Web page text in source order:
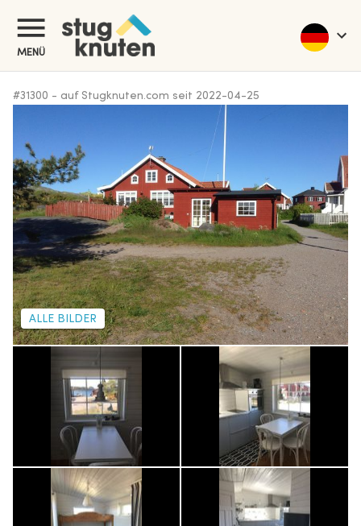
MENÜ
#31300 - auf Stugknuten.com seit 2022-04-25
ALLE BILDER